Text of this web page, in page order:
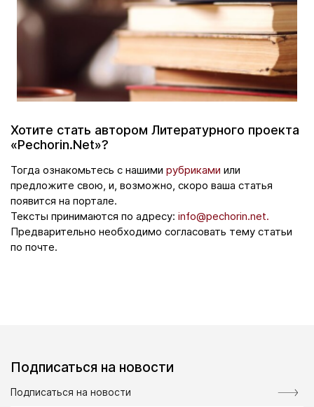
Хотите стать автором Литературного проекта
«Pechorin.Net»?
Тогда ознакомьтесь с нашими рубриками или
предложите свою, и, возможно, скоро ваша статья
появится на портале.
Тексты принимаются по адресу: info@pechorin.net.
Предварительно необходимо согласовать тему статьи
по почте.
Подписаться на новости